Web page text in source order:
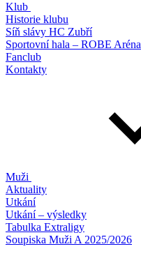
Klub
Historie klubu
Síň slávy HC Zubří
Sportovní hala – ROBE Aréna
Fanclub
Kontakty
Muži
Aktuality
Utkání
Utkání – výsledky
Tabulka Extraligy
Soupiska Muži A 2025/2026